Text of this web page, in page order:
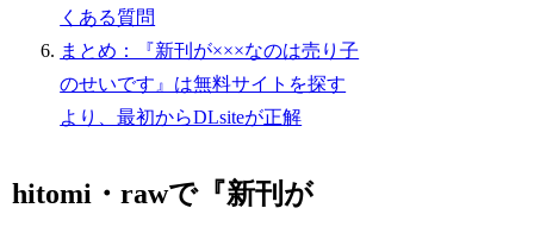
くある質問
まとめ：『新刊が×××なのは売り子
のせいです』は無料サイトを探す
より、最初からDLsiteが正解
hitomi・rawで『新刊が